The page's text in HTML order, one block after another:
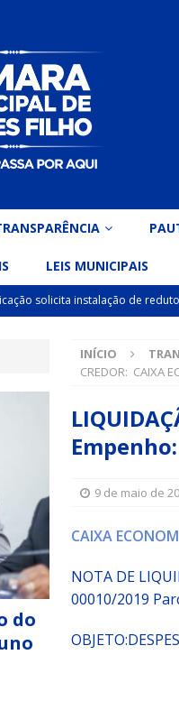
LEIS MUNICIPAIS
solicita instalação de
Belo Gazineu apresenta
Sérgio Glauber apresenta
propõe criação do
INÍCIO
CREDOR: CAIXA
9 de maio de
CAIXA
NOTA DE
00010/2019
OBJETO:
do